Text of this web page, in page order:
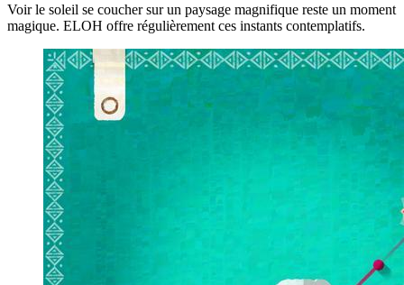
Voir le soleil se coucher sur un paysage magnifique reste un moment
magique. ELOH offre régulièrement ces instants contemplatifs.